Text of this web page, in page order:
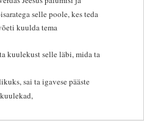
selle poole, kes teda
kuulda tema
kuulekust selle läbi, mida ta
sai ta igavese pääste